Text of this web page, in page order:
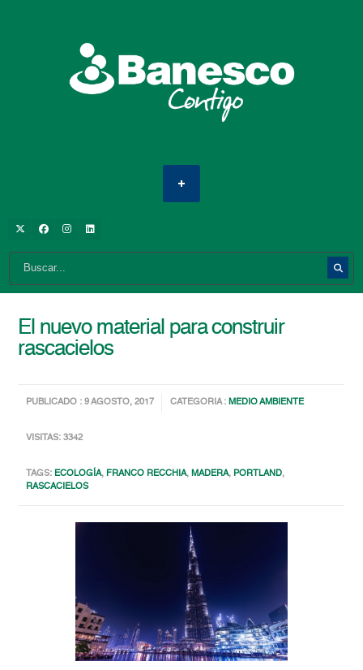
El nuevo material para construir
rascacielos
PUBLICADO : 9 AGOSTO, 2017 CATEGORIA :MEDIO AMBIENTE
VISITAS: 3342
TAGS: ECOLOGÍA, FRANCO RECCHIA,MADERA, PORTLAND,
RASCACIELOS